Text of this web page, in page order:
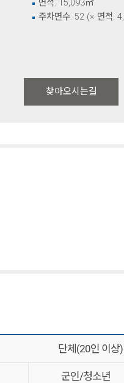
찾아오시는길
면적: 15,093㎡
주차면수: 52 (※ 면적:
단체(20인 이상)
군인/청소년